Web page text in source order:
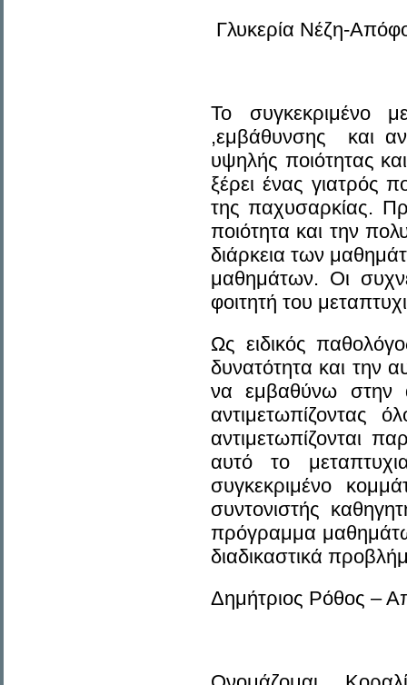
Γλυκερία Νέζη-
Το συγκεκριμένο
,εμβάθυνσης και
υψηλής ποιότητας
ξέρει ένας γιατρός
της παχυσαρκίας.
ποιότητα και την
διάρκεια των
μαθημάτων. Οι
φοιτητή του
Ως ειδικός
δυνατότητα και την
να εμβαθύνω στην
αντιμετωπίζοντας
αντιμετωπίζονται
αυτό το
συγκεκριμένο
συντονιστής
πρόγραμμα
διαδικαστικά
Δημήτριος Ρόθος –